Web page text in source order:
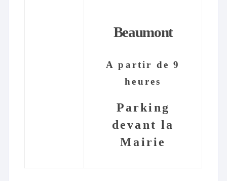
Beaumont
A partir de 9
heures
Parking
devantla
Mairie